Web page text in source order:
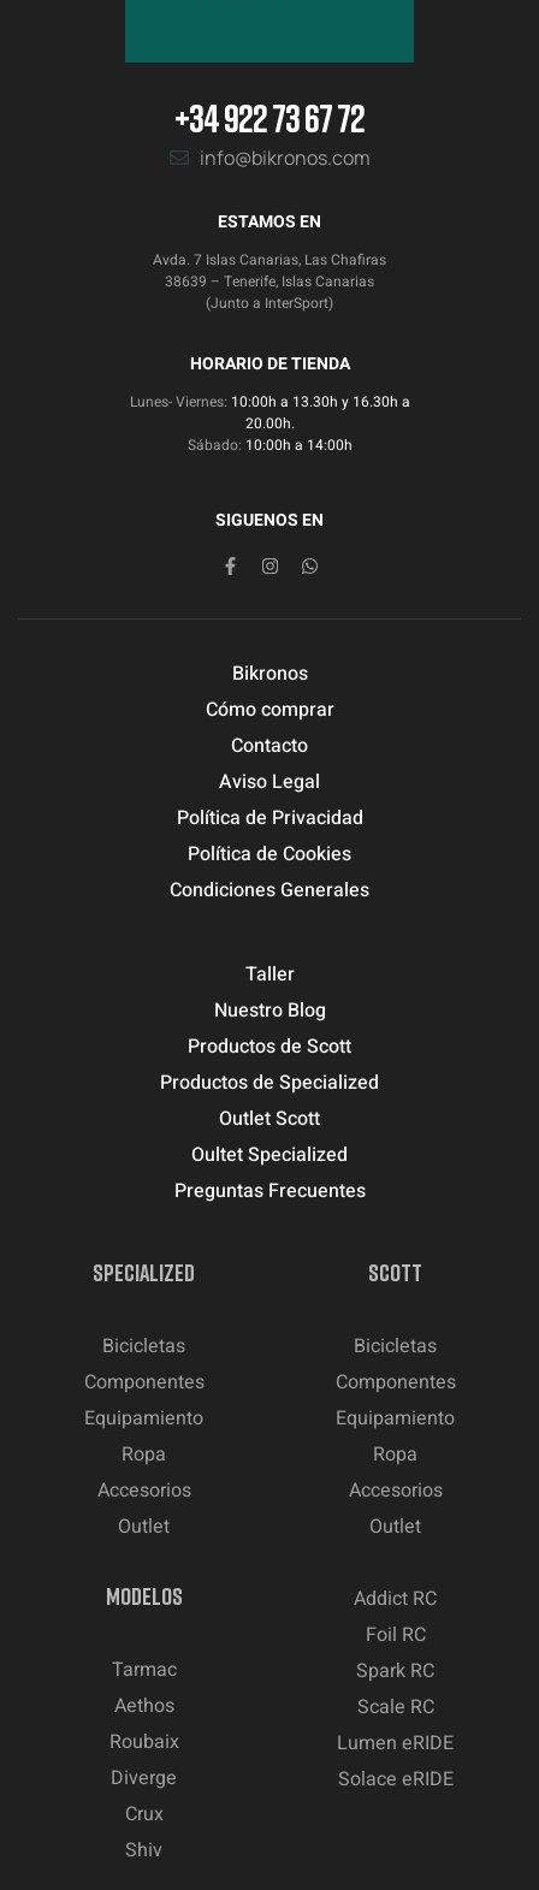
+34 922 73 67 72
info@bikronos.com
ESTAMOS EN
Avda. 7 Islas Canarias, Las Chafiras
38639 – Tenerife, Islas Canarias
(Junto a InterSport)
HORARIO DE TIENDA
Lunes- Viernes: 10:00h a 13.30h y 16.30h a
20.00h.
Sábado: 10:00h a 14:00h
SIGUENOS EN
Bikronos
Cómo comprar
Contacto
Aviso Legal
Política de Privacidad
Política de Cookies
Condiciones Generales
Taller
Nuestro Blog
Productos de Scott
Productos de Specialized
Outlet Scott
Oultet Specialized
Preguntas Frecuentes
SPECIALIZED
Bicicletas
Componentes
Equipamiento
Ropa
Accesorios
Outlet
SCOTT
Bicicletas
Componentes
Equipamiento
Ropa
Accesorios
Outlet
MODELOS
Tarmac
Aethos
Roubaix
Diverge
Crux
Shiv
Addict RC
Foil RC
Spark RC
Scale RC
Lumen eRIDE
Solace eRIDE